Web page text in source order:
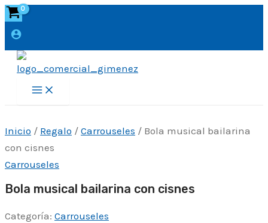
Ir
al
Main
Menu
Inicio / Regalo / Carrouseles / Bola musical bailarina
con cisnes
Carrouseles
Bola musical bailarina con cisnes
Categoría: Carrouseles